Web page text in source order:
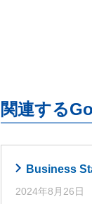
関連する
Business
2024年8月26日